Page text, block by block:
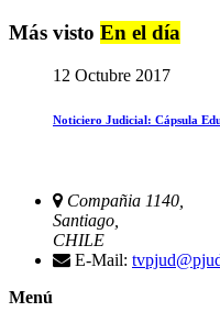
Más visto En el día
12 Octubre 2017
Noticiero Judicial: Cápsula
Compañia 1140,
Santiago,
CHILE
E-Mail:
Menú